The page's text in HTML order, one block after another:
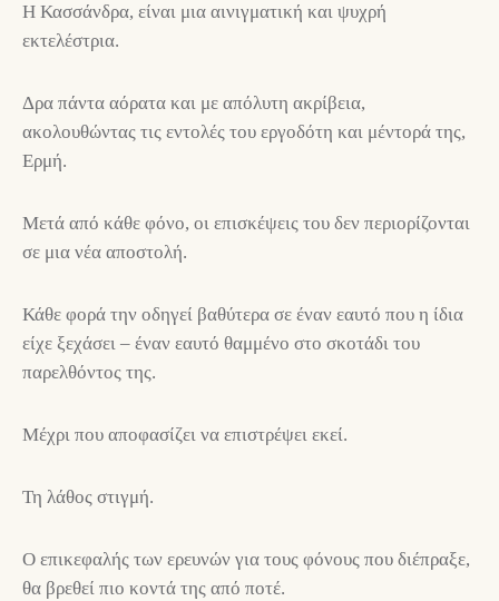
Η Κασσάνδρα, είναι μια αινιγματική και ψυχρή
εκτελέστρια.
Δρα πάντα αόρατα και με απόλυτη ακρίβεια,
ακολουθώντας τις εντολές του εργοδότη και μέντορά της,
Ερμή.
Μετά από κάθε φόνο, οι επισκέψεις του δεν περιορίζονται
σε μια νέα αποστολή.
Κάθε φορά την οδηγεί βαθύτερα σε έναν εαυτό που η ίδια
είχε ξεχάσει – έναν εαυτό θαμμένο στο σκοτάδι του
παρελθόντος της.
Μέχρι που αποφασίζει να επιστρέψει εκεί.
Τη λάθος στιγμή.
Ο επικεφαλής των ερευνών για τους φόνους που διέπραξε,
θα βρεθεί πιο κοντά της από ποτέ.